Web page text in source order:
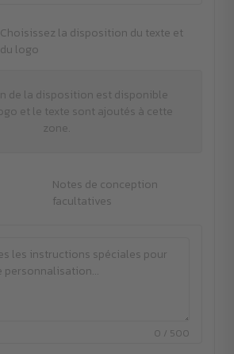
Choisissez la disposition du texte et
du logo
de la disposition est disponible
et le texte sont ajoutés à cette
zone.
Notes de conception
facultatives
0 / 500